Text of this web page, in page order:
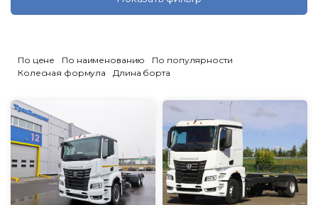
По цене По наименованию
По популярности
Колесная формула
Длина борта